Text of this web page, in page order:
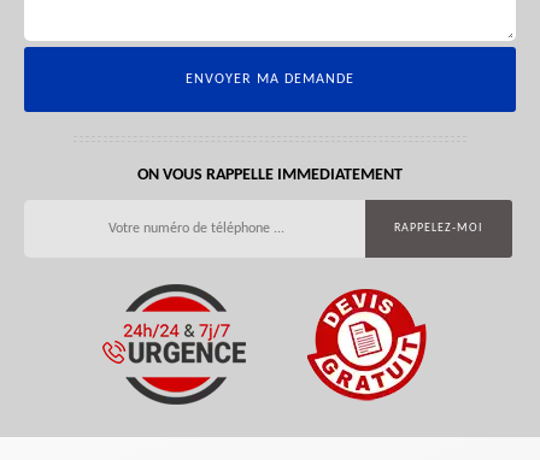
ON VOUS RAPPELLE IMMEDIATEMENT